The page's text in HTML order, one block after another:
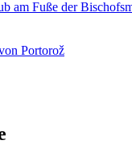
am Fuße der
Portorož